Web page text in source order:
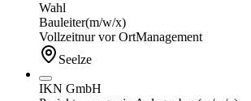
Wahl
Bauleiter(m/w/x)
Vollzeitnur vor OrtManagement
Seelze
IKN GmbH